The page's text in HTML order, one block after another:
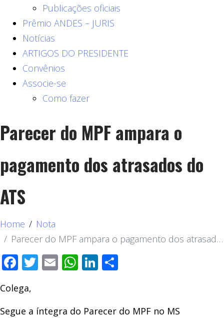
Publicações oficiais
Prêmio ANDES – JURIS
Notícias
ARTIGOS DO PRESIDENTE
Convênios
Associe-se
Como fazer
Parecer do MPF ampara o
pagamento dos atrasados do
ATS
Home
Nota
Parecer do MPF ampara o pagamento dos atrasados do ATS
Facebook
Twitter
EmailWhatsApp
LinkedIn
Colega,
Segue a íntegra do Parecer do MPF no MS